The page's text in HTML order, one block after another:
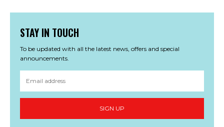
STAY IN TOUCH
To be updated with all the latest news, offers and special
announcements.
SIGN UP